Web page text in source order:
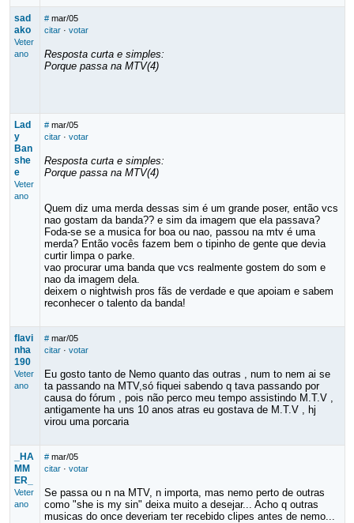
sad
ako
Veter
ano
# mar/05
citar· votar
Resposta curta e simples:
Porque passa na MTV(4)
Lad
y
Ban
she
e
Veter
ano
# mar/05
citar· votar
Resposta curta e simples:
Porque passa na MTV(4)
Quem diz uma merda dessas sim é um grande poser, então vcs
nao gostam da banda?? e sim da imagem que ela passava?
Foda-se se a musica for boa ou nao, passou na mtv é uma
merda? Então vocês fazem bem o tipinho de gente que devia
curtir limpa o parke.
vao procurar uma banda que vcs realmente gostem do som e
nao da imagem dela.
deixem o nightwish pros fãs de verdade e que apoiam e sabem
reconhecer o talento da banda!
flavi
nha
190
Veter
ano
# mar/05
citar· votar
Eu gosto tanto de Nemo quanto das outras , num to nem ai se
ta passando na MTV,só fiquei sabendo q tava passando por
causa do fórum , pois não perco meu tempo assistindo M.T.V ,
antigamente ha uns 10 anos atras eu gostava de M.T.V , hj
virou uma porcaria
_HA
MM
ER_
Veter
ano
# mar/05
citar· votar
Se passa ou n na MTV, n importa, mas nemo perto de outras
como "she is my sin" deixa muito a desejar... Acho q outras
musicas do once deveriam ter recebido clipes antes de nemo...